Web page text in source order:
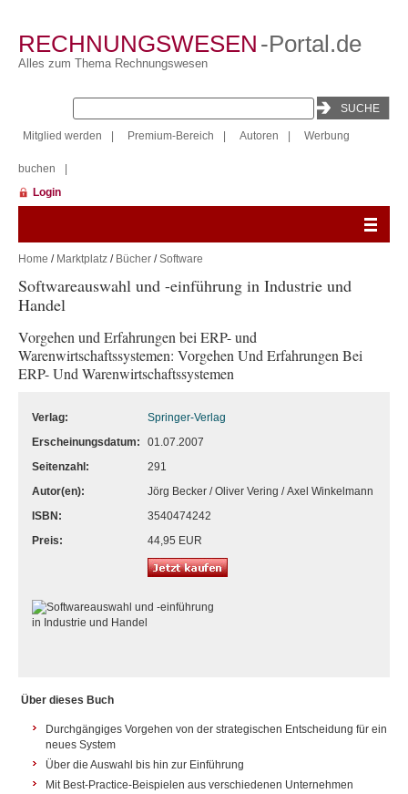
RECHNUNGSWESEN -Portal.de
Alles zum Thema Rechnungswesen
Mitglied werden Premium-Bereich Autoren Werbung
buchen
Login
Home / Marktplatz / Bücher /Software
Softwareauswahl und -einführung in Industrie und
Handel
Vorgehen und Erfahrungen bei ERP- und
Warenwirtschaftssystemen: Vorgehen Und Erfahrungen Bei
ERP- Und Warenwirtschaftssystemen
Verlag:
Springer-Verlag
Erscheinungsdatum:
01.07.2007
Seitenzahl:
291
Autor(en):
Jörg Becker / Oliver Vering / Axel Winkelmann
ISBN:
3540474242
Preis:
44,95 EUR
Über dieses Buch
Durchgängiges Vorgehen von der strategischen Entscheidung für ein
neues System
Über die Auswahl bis hin zur Einführung
Mit Best-Practice-Beispielen aus verschiedenen Unternehmen